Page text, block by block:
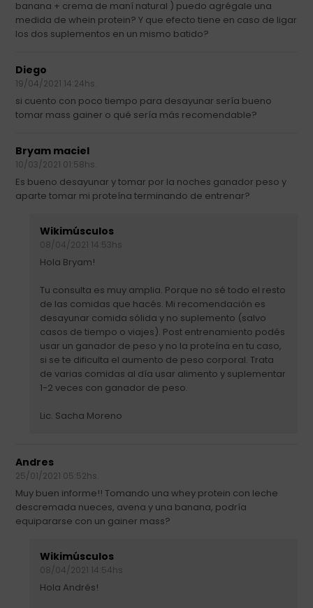
banana + crema de maní natural ) puedo agrégale una
medida de whein protein? Y que efecto tiene en caso de ligar
los dos suplementos en un mismo batido?
Diego
19/04/2021 14:24hs.
si cuento con poco tiempo para desayunar sería bueno
tomar mass gainer o qué sería más recomendable?
Bryam maciel
10/03/2021 01:58hs.
Es bueno desayunar y tomar por la noches ganador peso y
aparte tomar mi proteína terminando de entrenar?
Wikimúsculos
08/04/2021 14:53hs
Hola Bryam!
Tu consulta es muy amplia. Porque no sé todo el resto
de las comidas que hacés. Mi recomendación es
desayunar comida sólida y no suplemento (salvo
casos de tiempo o viajes). Post entrenamiento podés
usar un ganador de peso y no la proteína en tu caso,
si se te dificulta el aumento de peso corporal. Trata
de varias comidas al día usar alimento y suplementar
1-2 veces con ganador de peso.
Lic. Sacha Moreno
Andres
25/01/2021 05:52hs.
Muy buen informe!! Tomando una whey protein con leche
descremada nueces, avena y una banana, podría
equipararse con un gainer mass?
Wikimúsculos
08/04/2021 14:54hs
Hola Andrés!